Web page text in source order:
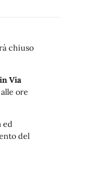
chiuso
Via
ore
ed
del